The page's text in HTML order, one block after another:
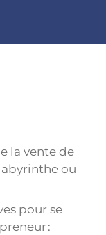
la vente de
ou
pour se
: